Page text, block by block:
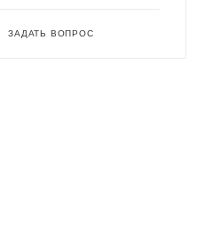
ЗАДАТЬ ВОПРОС